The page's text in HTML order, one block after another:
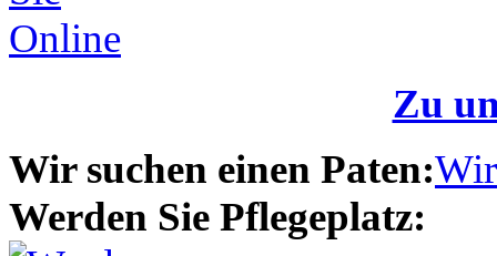
Zu
Wir suchen einen Paten:
Werden Sie Pflegeplatz: